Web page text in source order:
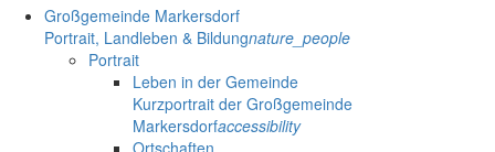
Großgemeinde Markersdorf
Portrait, Landleben & Bildungnature_people
Portrait
Leben in der Gemeinde
Kurzportrait der Großgemeinde
Markersdorfaccessibility
Ortschaften